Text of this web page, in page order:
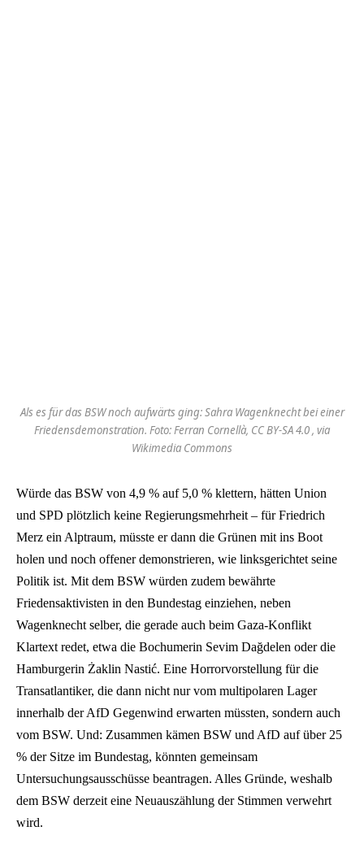
Als es für das BSW noch aufwärts ging: Sahra Wagenknecht bei einer
Friedensdemonstration. Foto: Ferran Cornellà, CC BY-SA 4.0 , via
Wikimedia Commons
Würde das BSW von 4,9 % auf 5,0 % klettern, hätten Union
und SPD plötzlich keine Regierungsmehrheit – für Friedrich
Merz ein Alptraum, müsste er dann die Grünen mit ins Boot
holen und noch offener demonstrieren, wie linksgerichtet seine
Politik ist. Mit dem BSW würden zudem bewährte
Friedensaktivisten in den Bundestag einziehen, neben
Wagenknecht selber, die gerade auch beim Gaza-Konflikt
Klartext redet, etwa die Bochumerin Sevim Dağdelen oder die
Hamburgerin Żaklin Nastić. Eine Horrorvorstellung für die
Transatlantiker, die dann nicht nur vom multipolaren Lager
innerhalb der AfD Gegenwind erwarten müssten, sondern auch
vom BSW. Und: Zusammen kämen BSW und AfD auf über 25
% der Sitze im Bundestag, könnten gemeinsam
Untersuchungsausschüsse beantragen. Alles Gründe, weshalb
dem BSW derzeit eine Neuauszählung der Stimmen verwehrt
wird.